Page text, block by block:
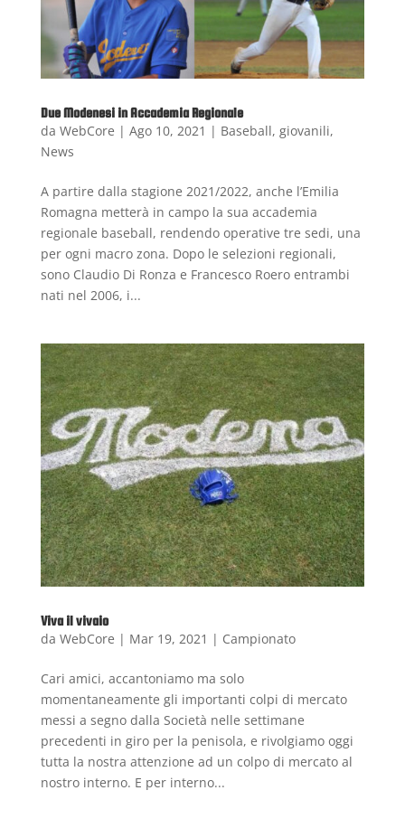
Due Modenesi in Accademia Regionale
da WebCore | Ago 10, 2021 | Baseball, giovanili,
News
A partire dalla stagione 2021/2022, anche l’Emilia
Romagna metterà in campo la sua accademia
regionale baseball, rendendo operative tre sedi, una
per ogni macro zona. Dopo le selezioni regionali,
sono Claudio Di Ronza e Francesco Roero entrambi
nati nel 2006, i...
Viva il vivaio
da WebCore | Mar 19, 2021 | Campionato
Cari amici, accantoniamo ma solo
momentaneamente gli importanti colpi di mercato
messi a segno dalla Società nelle settimane
precedenti in giro per la penisola, e rivolgiamo oggi
tutta la nostra attenzione ad un colpo di mercato al
nostro interno. E per interno...